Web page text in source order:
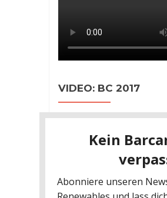
VIDEO: BC 2017